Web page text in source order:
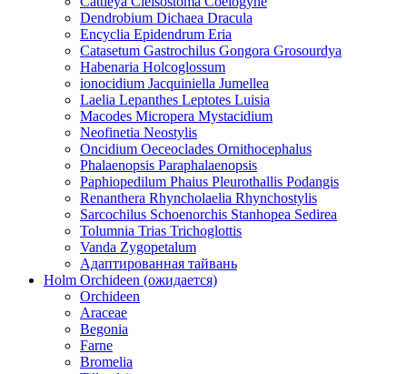
Dendrobium Dichaea Dracula
Encyclia Epidendrum Eria
Catasetum Gastrochilus Gongora Grosourdya
Habenaria Holcoglossum
ionocidium Jacquiniella Jumellea
Laelia Lepanthes Leptotes Luisia
Macodes Micropera Mystacidium
Neofinetia Neostylis
Oncidium Oeceoclades Ornithocephalus
Phalaenopsis Paraphalaenopsis
Paphiopedilum Phaius Pleurothallis Podangis
Renanthera Rhyncholaelia Rhynchostylis
Sarcochilus Schoenorchis Stanhopea Sedirea
Tolumnia Trias Trichoglottis
Vanda Zygopetalum
Адаптированная тайвань
Holm Orchideen (ожидается)
Orchideen
Araceae
Begonia
Farne
Bromelia